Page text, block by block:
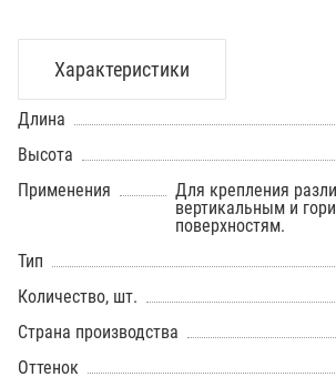
Характеристики
Длина
Высота
Применения
Для крепления
вертикальным и
поверхностям.
Тип
Количество, шт.
Страна производства
Оттенок